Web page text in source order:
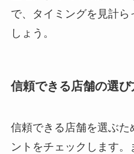
で、タイミングを見計
しょう。
信頼できる店舗の選び
信頼できる店舗を選ぶた
ントをチェックします